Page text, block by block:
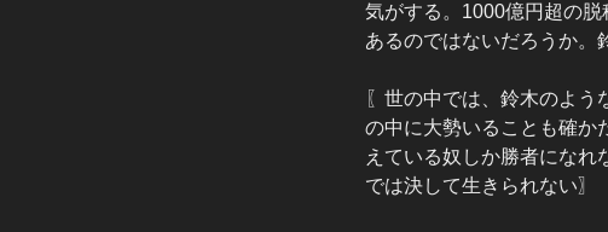
気がする。1000億円超の
あるのではないだろうか。
〖世の中では、鈴木のよ
の中に大勢いることも確か
えている奴しか勝者にな
では決して生きられない〗